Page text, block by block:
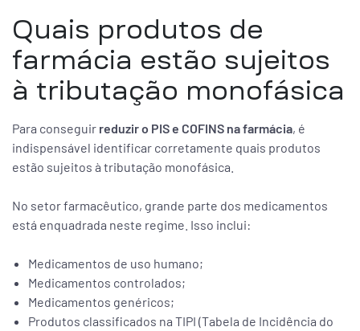
Quais produtos de
farmácia estão sujeitos
à tributação monofásica
Para conseguir reduzir o PIS e COFINS na farmácia, é
indispensável identificar corretamente quais produtos
estão sujeitos à tributação monofásica.
No setor farmacêutico, grande parte dos medicamentos
está enquadrada neste regime. Isso inclui:
Medicamentos de uso humano;
Medicamentos controlados;
Medicamentos genéricos;
Produtos classificados na TIPI (Tabela de Incidência do